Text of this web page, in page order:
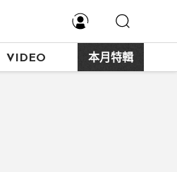
VIDEO 本月特輯